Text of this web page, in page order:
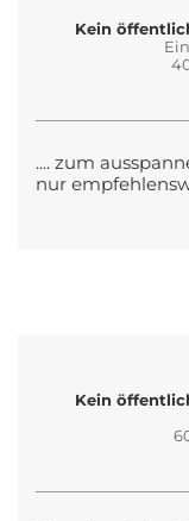
Kein
.... zum
nur
Kein